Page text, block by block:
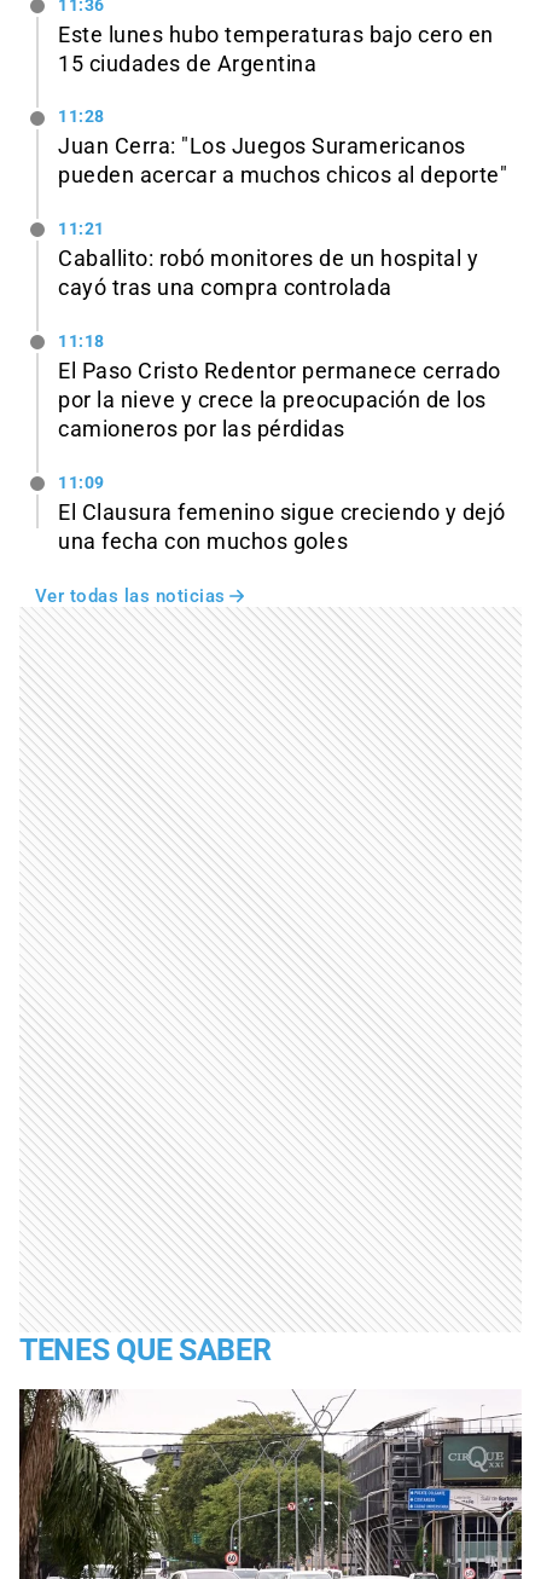
11:36
Este lunes hubo temperaturas bajo cero en
15 ciudades de Argentina
11:28
Juan Cerra: "Los Juegos Suramericanos
pueden acercar a muchos chicos al deporte"
11:21
Caballito: robó monitores de un hospital y
cayó tras una compra controlada
11:18
El Paso Cristo Redentor permanece cerrado
por la nieve y crece la preocupación de los
camioneros por las pérdidas
11:09
El Clausura femenino sigue creciendo y dejó
una fecha con muchos goles
Ver todas las noticias
TENES QUE SABER